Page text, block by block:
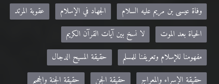
وفاة عيسى بن مريم عليه السلام
الجهاد في الإسلام
عقوبة المرتد
الحياة بعد الموت
لا نسخ بين آيات القرآن الكريم
مفهومنا للإسلام وتعريفنا للمسلم
حقيقة المسيح الدجال
حقيقة الإسراء والمعراج
حقيقة الجن حقيقة الجنة والجحيم